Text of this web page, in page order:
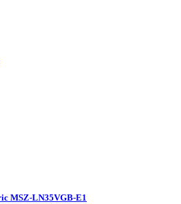
MSZ-LN35VGB-E1